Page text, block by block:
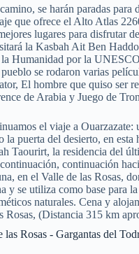
se harán paradas para
que ofrece el Alto Atlas
lugares para disfrutar
la Kasbah Ait Ben
Humanidad por la
se rodaron varias
El hombre que quiso ser
de Arabia y Juego de
el viaje a Ouarzazate:
la puerta del desierto, en esta
Taourirt, la residencia del
continuación
en el Valle de las Rosas,
y se utiliza como base para
naturales. Cena y
Rosas, (Distancia 315 km
las Rosas - Gargantas del